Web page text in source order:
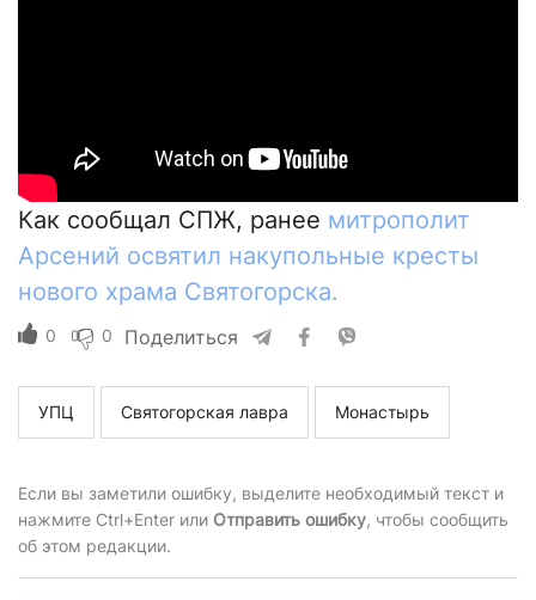
Как сообщал СПЖ, ранее митрополит
Арсений освятил накупольные кресты
нового храма Святогорска.
0 0 Поделиться
УПЦ Святогорская лавра Монастырь
Если вы заметили ошибку, выделите необходимый текст и
нажмите Ctrl+Enter или Отправить ошибку, чтобы сообщить
об этом редакции.